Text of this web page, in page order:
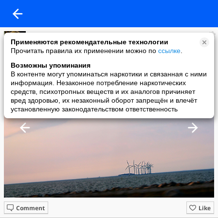
Применяются рекомендательные технологии
Прочитать правила их применении можно по ссылке
Возможны упоминания
В контенте могут упоминаться наркотики и связанная с ними
информация. Незаконное потребление наркотических
средств, психотропных веществ и их аналогов причиняет
вред здоровью, их незаконный оборот запрещён и влечёт
установленную законодательством ответственность
Елена Юрова
added a photo
03 Mar в 19:14
Like
Comment